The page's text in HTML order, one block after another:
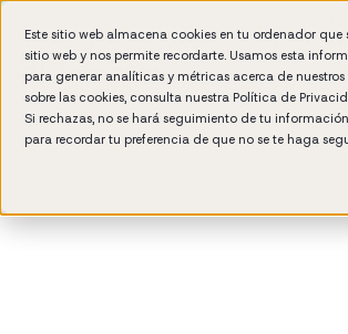
Este sitio web almacena cookies en tu ordenador
sitio web y nos permite recordarte. Usamos esta
para generar analíticas y métricas acerca de
sobre las cookies, consulta nuestra Política de
Si rechazas, no se hará seguimiento de tu
para recordar tu preferencia de que no se te haga